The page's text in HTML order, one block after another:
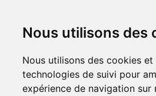
Nous utilisons des
Nous utilisons des cookies
technologies de suivi pour
expérience de navigation sur